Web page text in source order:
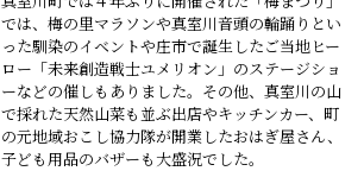
では、梅の里マラソンや真室川音頭の輪踊りとい
った馴染のイベントや庄市で誕生したご当地ヒー
ロー「未来創造戦士ユメリオン」のステージショ
ーなどの催しもありました。その他、真室川の山
で採れた天然山菜も並ぶ出店やキッチンカー、町
の元地域おこし協力隊が開業したおはぎ屋さん、
子ども用品のバザーも大盛況でした。